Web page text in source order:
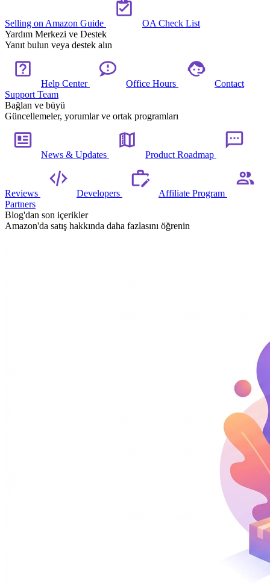
Selling on Amazon Guide
OA Check List
Yardım Merkezi ve Destek
Yanıt bulun veya destek alın
Help Center Office Hours
Contact
Support Team
Bağlan ve büyü
Güncellemeler, yorumlar ve ortak programları
News & Updates Product Roadmap
Reviews Developers
Affiliate Program
Partners
Blog'dan son içerikler
Amazon'da satış hakkında daha fazlasını öğrenin